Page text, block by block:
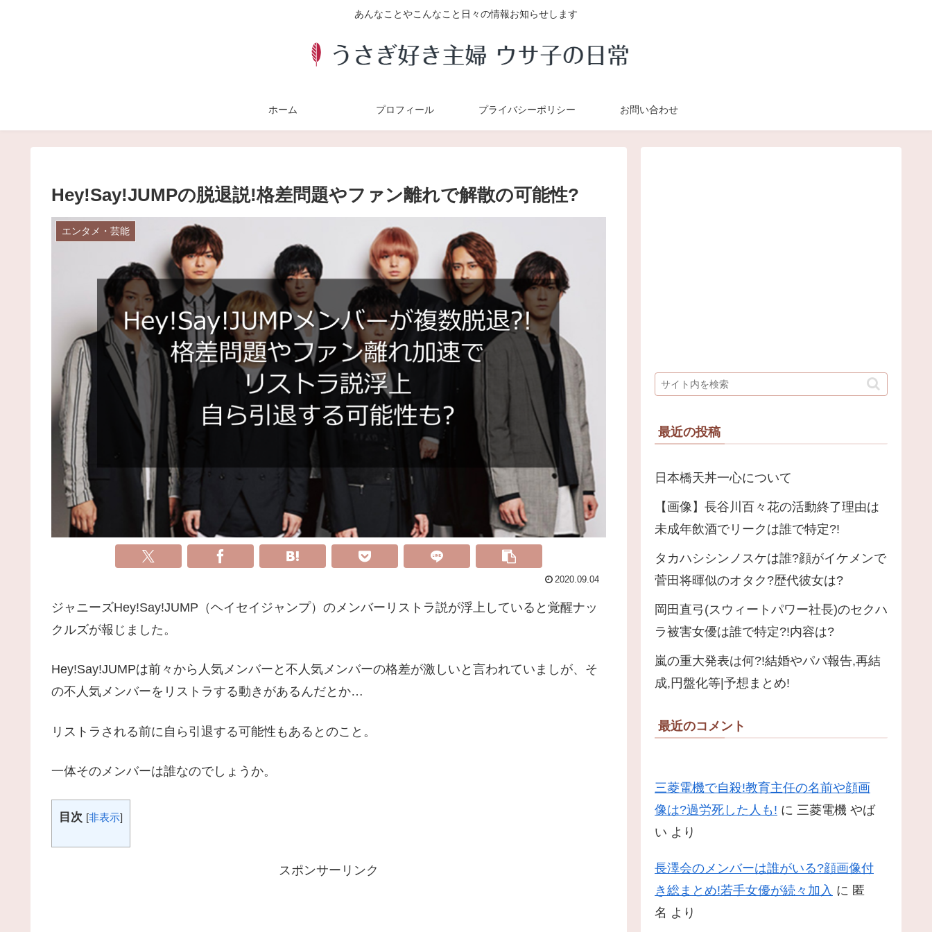
あんなことやこんなこと日々の情報お知らせします
ホーム プロフィール プライバシーポリシー お問い合わせ
Hey!Say!JUMPの脱退説!格差問題やファン離れで解散の可能性?
エンタメ・芸能
2020.09.04
ジャニーズHey!Say!JUMP（ヘイセイジャンプ）のメンバーリストラ説が浮上していると覚醒ナッ
クルズが報じました。
Hey!Say!JUMPは前々から人気メンバーと不人気メンバーの格差が激しいと言われていましが、そ
の不人気メンバーをリストラする動きがあるんだとか…
リストラされる前に自ら引退する可能性もあるとのこと。
一体そのメンバーは誰なのでしょうか。
目次 [非表示]
スポンサーリンク
最近の投稿
日本橋天丼一心について
【画像】長谷川百々花の活動終了理由は
未成年飲酒でリークは誰で特定?!
タカハシシンノスケは誰?顔がイケメンで
菅田将暉似のオタク?歴代彼女は?
岡田直弓(スウィートパワー社長)のセクハ
ラ被害女優は誰で特定?!内容は?
嵐の重大発表は何?!結婚やパパ報告,再結
成,円盤化等|予想まとめ!
最近のコメント
三菱電機で自殺!教育主任の名前や顔画
像は?過労死した人も! に 三菱電機 やば
い より
長澤会のメンバーは誰がいる?顔画像付
き総まとめ!若手女優が続々加入 に 匿
名 より